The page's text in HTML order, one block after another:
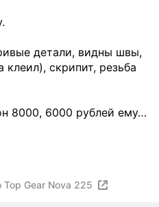
детали, видны швы,
скрипит, резьба
8000, 6000 рублей ему…
Gear Nova 225